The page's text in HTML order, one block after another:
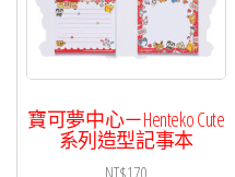
在
產
品
頁
面
寶可夢中心－Henteko Cute
系列造型記事本